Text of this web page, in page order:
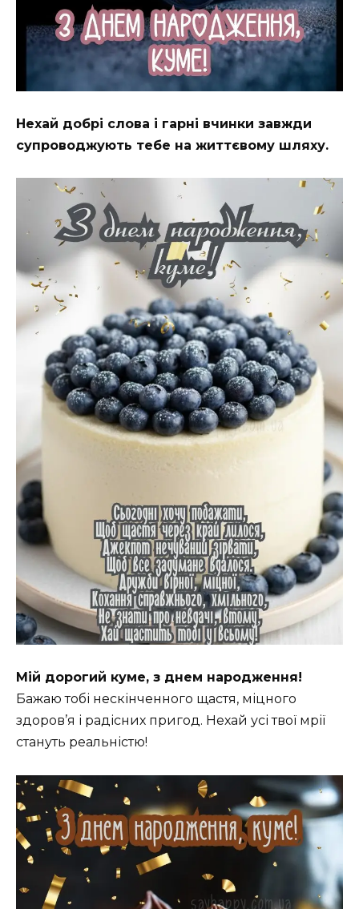
Нехай добрі слова і гарні вчинки завжди
супроводжують тебе на життєвому шляху.
Мій дорогий куме, з днем народження!
Бажаю тобі нескінченного щастя, міцного
здоров’я і радісних пригод. Нехай усі твої мрії
стануть реальністю!